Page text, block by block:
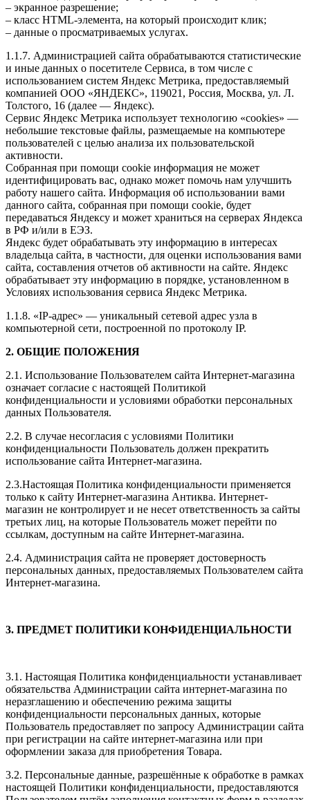
– экранное разрешение;
– класс HTML-элемента, на который происходит клик;
– данные о просматриваемых услугах.
1.1.7. Администрацией сайта обрабатываются статистические
и иные данных о посетителе Сервиса, в том числе с
использованием систем Яндекс Метрика, предоставляемый
компанией ООО «ЯНДЕКС», 119021, Россия, Москва, ул. Л.
Толстого, 16 (далее — Яндекс).
Сервис Яндекс Метрика использует технологию «cookies» —
небольшие текстовые файлы, размещаемые на компьютере
пользователей с целью анализа их пользовательской
активности.
Собранная при помощи cookie информация не может
идентифицировать вас, однако может помочь нам улучшить
работу нашего сайта. Информация об использовании вами
данного сайта, собранная при помощи cookie, будет
передаваться Яндексу и может храниться на серверах Яндекса
в РФ и/или в ЕЭЗ.
Яндекс будет обрабатывать эту информацию в интересах
владельца сайта, в частности, для оценки использования вами
сайта, составления отчетов об активности на сайте. Яндекс
обрабатывает эту информацию в порядке, установленном в
Условиях использования сервиса Яндекс Метрика.
1.1.8. «IP-адрес» — уникальный сетевой адрес узла в
компьютерной сети, построенной по протоколу IP.
2. ОБЩИЕ ПОЛОЖЕНИЯ
2.1. Использование Пользователем сайта Интернет-магазина
означает согласие с настоящей Политикой
конфиденциальности и условиями обработки персональных
данных Пользователя.
2.2. В случае несогласия с условиями Политики
конфиденциальности Пользователь должен прекратить
использование сайта Интернет-магазина.
2.3.Настоящая Политика конфиденциальности применяется
только к сайту Интернет-магазина Антиква. Интернет-
магазин не контролирует и не несет ответственность за сайты
третьих лиц, на которые Пользователь может перейти по
ссылкам, доступным на сайте Интернет-магазина.
2.4. Администрация сайта не проверяет достоверность
персональных данных, предоставляемых Пользователем сайта
Интернет-магазина.
3. ПРЕДМЕТ ПОЛИТИКИ КОНФИДЕНЦИАЛЬНОСТИ
3.1. Настоящая Политика конфиденциальности устанавливает
обязательства Администрации сайта интернет-магазина по
неразглашению и обеспечению режима защиты
конфиденциальности персональных данных, которые
Пользователь предоставляет по запросу Администрации сайта
при регистрации на сайте интернет-магазина или при
оформлении заказа для приобретения Товара.
3.2. Персональные данные, разрешённые к обработке в рамках
настоящей Политики конфиденциальности, предоставляются